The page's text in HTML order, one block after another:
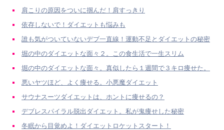
肩こりの原因をついに掴んだ！肩すっきり
依存しないで！ダイエットも悩みも
誰も気がついていないデブ一直線！運動不足とダイエットの秘密
堀の中のダイエットな面々２。この食生活で一生スリム
堀の中のダイエットな面々。真似したら１週間で３キロ痩せた。
悪いヤツほど、よく痩せる。小悪魔ダイエット
サウナスーツダイエットは、ホントに痩せるの？
デブレスパイラル脱出ダイエット。私が鬼痩せした秘密
冬眠から目覚めよ！ダイエットロケットスタート！